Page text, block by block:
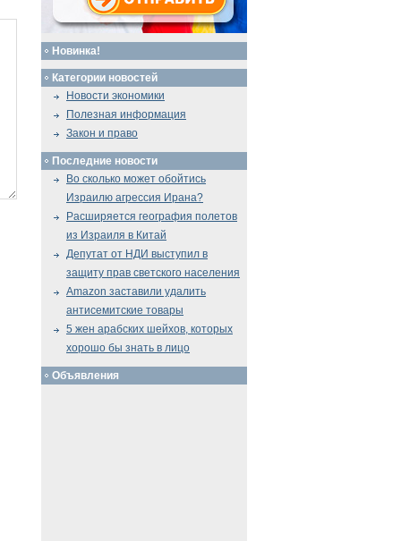
Новинка!
Категории новостей
Новости экономики
Полезная информация
Закон и право
Последние новости
Во сколько может обойтись
Израилю агрессия Ирана?
Расширяется география полетов
из Израиля в Китай
Депутат от НДИ выступил в
защиту прав светского населения
Amazon заставили удалить
антисемитские товары
5 жен арабских шейхов, которых
хорошо бы знать в лицо
Объявления